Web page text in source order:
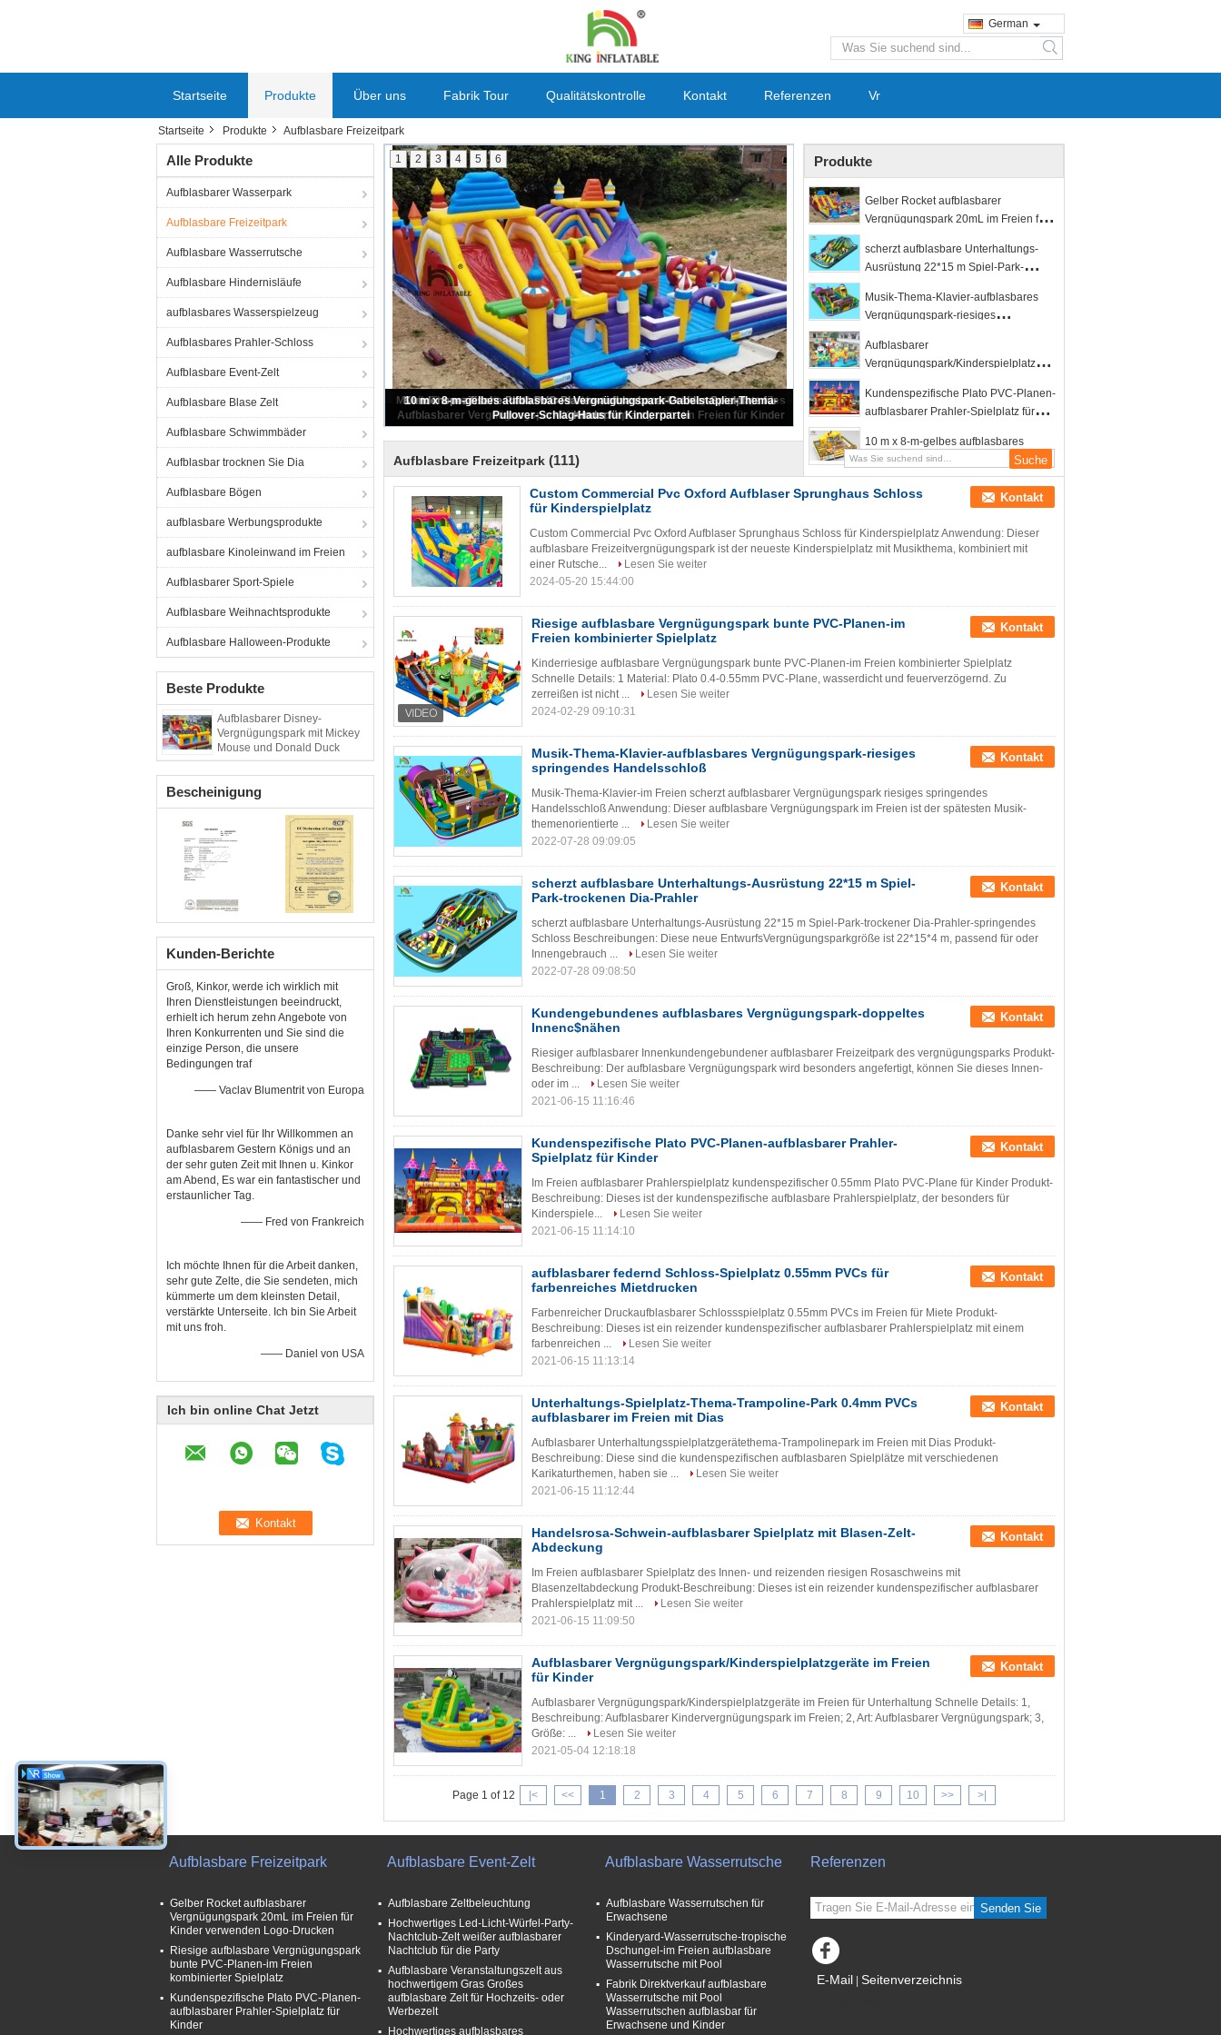
German
search
Startseite Produkte Über uns Fabrik Tour Qualitätskontrolle Kontakt Referenzen Vr
Startseite Produkte Aufblasbare Freizeitpark
Alle Produkte
Aufblasbarer Wasserpark
Aufblasbare Freizeitpark
Aufblasbare Wasserrutsche
Aufblasbare Hindernisläufe
aufblasbares Wasserspielzeug
Aufblasbares Prahler-Schloss
Aufblasbare Event-Zelt
Aufblasbare Blase Zelt
Aufblasbare Schwimmbäder
Aufblasbar trocknen Sie Dia
Aufblasbare Bögen
aufblasbare Werbungsprodukte
aufblasbare Kinoleinwand im Freien
Aufblasbarer Sport-Spiele
Aufblasbare Weihnachtsprodukte
Aufblasbare Halloween-Produkte
Beste Produkte
Aufblasbarer Disney-
Vergnügungspark mit Mickey
Mouse und Donald Duck
Bescheinigung
Kunden-Berichte
Groß, Kinkor, werde ich wirklich mit
Ihren Dienstleistungen beeindruckt,
erhielt ich herum zehn Angebote von
Ihren Konkurrenten und Sie sind die
einzige Person, die unsere
Bedingungen traf
—— Vaclav Blumentrit von Europa
Danke sehr viel für Ihr Willkommen an
aufblasbarem Gestern Königs und an
der sehr guten Zeit mit Ihnen u. Kinkor
am Abend, Es war ein fantastischer und
erstaunlicher Tag.
—— Fred von Frankreich
Ich möchte Ihnen für die Arbeit danken,
sehr gute Zelte, die Sie sendeten, mich
kümmerte um dem kleinsten Detail,
verstärkte Unterseite. Ich bin Sie Arbeit
mit uns froh.
—— Daniel von USA
Ich bin online Chat Jetzt
Gelber Rocket aufblasbarer Vergnügungspark 20mL im Freien für Kinder
verwenden Logo-Drucken
1 2 3 4 5 6 Produkte
Gelber Rocket aufblasbarer
Vergnügungspark 20mL im Freien für
scherzt aufblasbare Unterhaltungs-
Ausrüstung 22*15 m Spiel-Park-
Musik-Thema-Klavier-aufblasbares
Vergnügungspark-riesiges
Aufblasbarer
Vergnügungspark/Kinderspielplatzger
Kundenspezifische Plato PVC-Planen-
aufblasbarer Prahler-Spielplatz für
10 m x 8-m-gelbes aufblasbares
Vergnügungspark-Gabelstapler-
Thema-Pullover-Schlag-Haus für
Kinderpartei
Aufblasbare Freizeitpark (111)
Custom Commercial Pvc Oxford Aufblaser Sprunghaus Schloss
für Kinderspielplatz
Kontakt
Custom Commercial Pvc Oxford Aufblaser Sprunghaus Schloss für Kinderspielplatz Anwendung: Dieser
aufblasbare Freizeitvergnügungspark ist der neueste Kinderspielplatz mit Musikthema, kombiniert mit
einer Rutsche...
Lesen Sie weiter
2024-05-20 15:44:00
Riesige aufblasbare Vergnügungspark bunte PVC-Planen-im
Freien kombinierter Spielplatz
Kontakt
Kinderriesige aufblasbare Vergnügungspark bunte PVC-Planen-im Freien kombinierter Spielplatz
Schnelle Details: 1 Material: Plato 0.4-0.55mm PVC-Plane, wasserdicht und feuerverzögernd. Zu
zerreißen ist nicht ...
Lesen Sie weiter
2024-02-29 09:10:31
Musik-Thema-Klavier-aufblasbares Vergnügungspark-riesiges
springendes Handelsschloß
Kontakt
Musik-Thema-Klavier-im Freien scherzt aufblasbarer Vergnügungspark riesiges springendes
Handelsschloß Anwendung: Dieser aufblasbare Vergnügungspark im Freien ist der spätesten Musik-
themenorientierte ...
Lesen Sie weiter
2022-07-28 09:09:05
scherzt aufblasbare Unterhaltungs-Ausrüstung 22*15 m Spiel-
Park-trockenen Dia-Prahler
Kontakt
scherzt aufblasbare Unterhaltungs-Ausrüstung 22*15 m Spiel-Park-trockener Dia-Prahler-springendes
Schloss Beschreibungen: Diese neue EntwurfsVergnügungsparkgröße ist 22*15*4 m, passend für oder
Innengebrauch ...
Lesen Sie weiter
2022-07-28 09:08:50
Kundengebundenes aufblasbares Vergnügungspark-doppeltes
Innenc$nähen
Kontakt
Riesiger aufblasbarer Innenkundengebundener aufblasbarer Freizeitpark des vergnügungsparks Produkt-
Beschreibung: Der aufblasbare Vergnügungspark wird besonders angefertigt, können Sie dieses Innen-
oder im ...
Lesen Sie weiter
2021-06-15 11:16:46
Kundenspezifische Plato PVC-Planen-aufblasbarer Prahler-
Spielplatz für Kinder
Kontakt
Im Freien aufblasbarer Prahlerspielplatz kundenspezifischer 0.55mm Plato PVC-Plane für Kinder Produkt-
Beschreibung: Dieses ist der kundenspezifische aufblasbare Prahlerspielplatz, der besonders für
Kinderspiele...
Lesen Sie weiter
2021-06-15 11:14:10
aufblasbarer federnd Schloss-Spielplatz 0.55mm PVCs für
farbenreiches Mietdrucken
Kontakt
Farbenreicher Druckaufblasbarer Schlossspielplatz 0.55mm PVCs im Freien für Miete Produkt-
Beschreibung: Dieses ist ein reizender kundenspezifischer aufblasbarer Prahlerspielplatz mit einem
farbenreichen ...
Lesen Sie weiter
2021-06-15 11:13:14
Unterhaltungs-Spielplatz-Thema-Trampoline-Park 0.4mm PVCs
aufblasbarer im Freien mit Dias
Kontakt
Aufblasbarer Unterhaltungsspielplatzgerätethema-Trampolinepark im Freien mit Dias Produkt-
Beschreibung: Diese sind die kundenspezifischen aufblasbaren Spielplätze mit verschiedenen
Karikaturthemen, haben sie ...
Lesen Sie weiter
2021-06-15 11:12:44
Handelsrosa-Schwein-aufblasbarer Spielplatz mit Blasen-Zelt-
Abdeckung
Kontakt
Im Freien aufblasbarer Spielplatz des Innen- und reizenden riesigen Rosaschweins mit
Blasenzeltabdeckung Produkt-Beschreibung: Dieses ist ein reizender kundenspezifischer aufblasbarer
Prahlerspielplatz mit ...
Lesen Sie weiter
2021-06-15 11:09:50
Aufblasbarer Vergnügungspark/Kinderspielplatzgeräte im Freien
für Kinder
Kontakt
Aufblasbarer Vergnügungspark/Kinderspielplatzgeräte im Freien für Unterhaltung Schnelle Details: 1,
Beschreibung: Aufblasbarer Kindervergnügungspark im Freien; 2, Art: Aufblasbarer Vergnügungspark; 3,
Größe: ...
Lesen Sie weiter
2021-05-04 12:18:18
Page 1 of 12 |< << 1 2 3 4 5 6 7 8 9 10 >> >|
Aufblasbare Freizeitpark
Gelber Rocket aufblasbarer
Vergnügungspark 20mL im Freien für
Kinder verwenden Logo-Drucken
Riesige aufblasbare Vergnügungspark
bunte PVC-Planen-im Freien
kombinierter Spielplatz
Kundenspezifische Plato PVC-Planen-
aufblasbarer Prahler-Spielplatz für
Kinder
Aufblasbare Event-Zelt
Aufblasbare Zeltbeleuchtung
Hochwertiges Led-Licht-Würfel-Party-
Nachtclub-Zelt weißer aufblasbarer
Nachtclub für die Party
Aufblasbare Veranstaltungszelt aus
hochwertigem Gras Großes
aufblasbare Zelt für Hochzeits- oder
Werbezelt
Hochwertiges aufblasbares
Aufblasbare Wasserrutsche
Aufblasbare Wasserrutschen für
Erwachsene
Kinderyard-Wasserrutsche-tropische
Dschungel-im Freien aufblasbare
Wasserrutsche mit Pool
Fabrik Direktverkauf aufblasbare
Wasserrutsche mit Pool
Wasserrutschen aufblasbar für
Erwachsene und Kinder
Referenzen
Senden Sie
E-Mail Seitenverzeichnis